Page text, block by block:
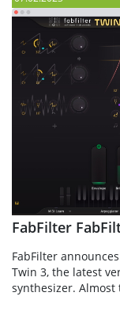
FabFilter
FabFilter
Twin 3, the latest
synthesizer.